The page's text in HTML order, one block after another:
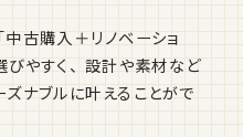
中古購入＋リノベーショ
びやすく、 設計や素材など
ナブルに叶えることがで